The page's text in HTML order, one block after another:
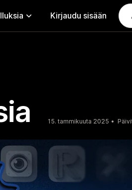
Kirjaudu sisään
15. tammikuuta 2025